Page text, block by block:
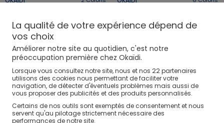
LAST DAYS LAST DAYS
LAST DAYS
OKAIDI 6Coloris
Short molleton léger jaune fille
LAST DAYS
OKAIDI
Short fleuri rose fille
+
LAST DAYS
OKAIDI
Short fluide bleu turquoise fille
15,99€ -50% 7,99€
+
OKAIDI
Short en jersey uni rose fille
9,99€ -50% 4,99€
La qualité de votre expérience dépend de
vos choix
Améliorer notre site au quotidien, c'est notre
préoccupation première chez Okaïdi.
Lorsque vous consultez notre site, nous et nos 22partenaires
utilisons des cookies nous permettant de faciliter votre
navigation, de détecter d'éventuels problèmes mais aussi de
vous proposer des publicités et des produits personnalisés.
Certains de nos outils sont exemptés de consentement et nous
servent qu'au pilotage strictement nécessaire des
performances de notre site.